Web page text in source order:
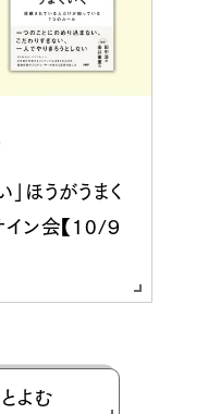
ほうがうまく
ン会【10/９
よむ